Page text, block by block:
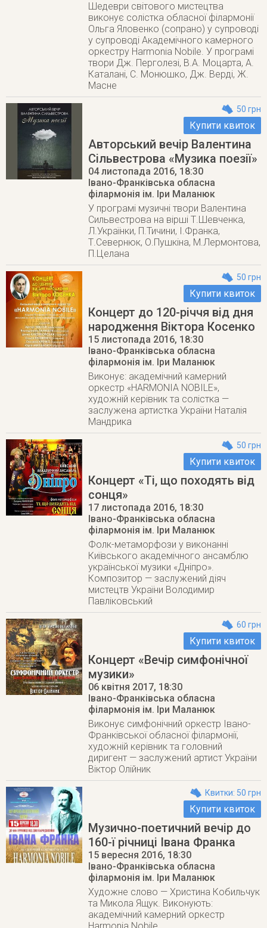
Шедеври світового мистецтва
виконує солістка обласної філармонії
Ольга Яловенко (сопрано) у супроводі
у супроводі Академічного камерного
оркестру Harmonia Nobile. У програмі
твори Дж. Перголезі, В.А. Моцарта, А.
Каталані, С. Монюшко, Дж. Верді, Ж.
Масне
50 грн
Купити квиток
Авторський вечір Валентина
Сільвестрова «Музика поезії»
04 листопада 2016, 18:30
Івано-Франківська обласна
філармонія ім. Іри Маланюк
У програмі музичні твори Валентина
Сильвестрова на вірші Т.Шевченка,
Л.Українки, П.Тичини, І.Франка,
Т.Севернюк, О.Пушкіна, М.Лермонтова,
П.Целана
50 грн
Купити квиток
Концерт до 120-річчя від дня
народження Віктора Косенко
15 листопада 2016, 18:30
Івано-Франківська обласна
філармонія ім. Іри Маланюк
Виконує: академічний камерний
оркестр «HARMONIA NOBILE»,
художній керівник та солістка —
заслужена артистка України Наталія
Мандрика
50 грн
Купити квиток
Концерт «Ті, що походять від
сонця»
17 листопада 2016, 18:30
Івано-Франківська обласна
філармонія ім. Іри Маланюк
Фолк-метаморфози у виконанні
Київського академічного ансамблю
української музики «Дніпро».
Композитор — заслужений діяч
мистецтв України Володимир
Павліковський
60 грн
Купити квиток
Концерт «Вечір симфонічної
музики»
06 квітня 2017, 18:30
Івано-Франківська обласна
філармонія ім. Іри Маланюк
Виконує симфонічний оркестр Івано-
Франківської обласної філармонії,
художній керівник та головний
диригент — заслужений артист України
Віктор Олійник
Квитки: 50 грн
Купити квиток
Музично-поетичний вечір до
160-ї річниці Івана Франка
15 вересня 2016, 18:30
Івано-Франківська обласна
філармонія ім. Іри Маланюк
Художне слово — Христина Кобильчук
та Микола Ящук. Виконують:
академічний камерний оркестр